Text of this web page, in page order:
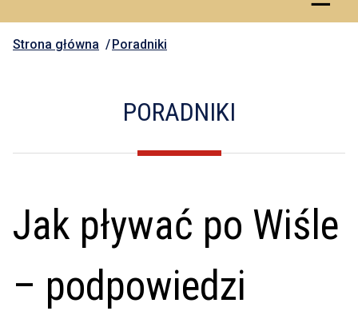
Strona główna Poradniki
PORADNIKI
Jak pływać po Wiśle
– podpowiedzi